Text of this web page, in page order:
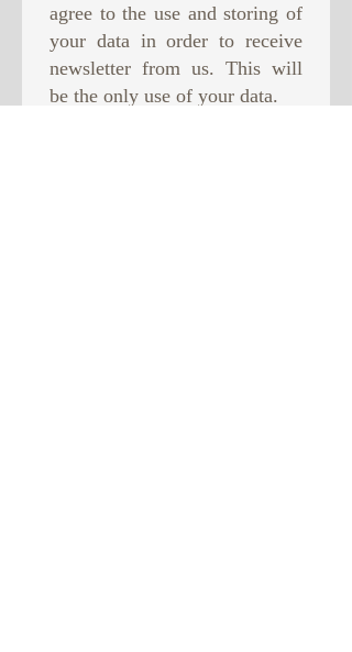
agree to the use and storing of
your data in order to receive
newsletter from us. This will
be the only use of your data.